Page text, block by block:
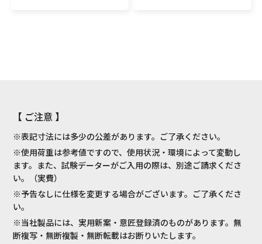
【 ご注意 】
※表記寸法には多少の公差があります。ご了承ください。
※使用荷重は参考値ですので、使用状況・環境によって変動し
ます。また、試験データーがご入用の際は、別途ご請求くださ
い。（実費）
※予告なしに仕様を変更する場合がございます。ご了承くださ
い。
※当社製品には、実用新案・意匠登録済のものがあります。無
断複写・無断複製・無断転載はお断りいたします。